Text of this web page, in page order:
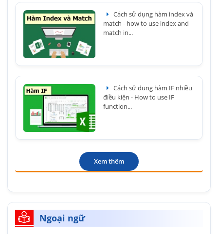
Cách sử dụng hàm index và
match - how to use index and
match in...
Cách sử dụng hàm IF nhiều
điều kiện - How to use IF
function...
Xem thêm
Ngoại ngữ